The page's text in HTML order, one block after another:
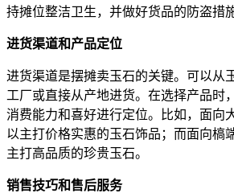
持摊位整洁卫生，并做好货品的防盗措施
进货渠道和产品定位
进货渠道是摆摊卖玉石的关键。可以从
工厂或直接从产地进货。在选择产品时
消费能力和喜好进行定位。比如，面向
以主打价格实惠的玉石饰品；而面向槁
主打高品质的珍贵玉石。
销售技巧和售后服务